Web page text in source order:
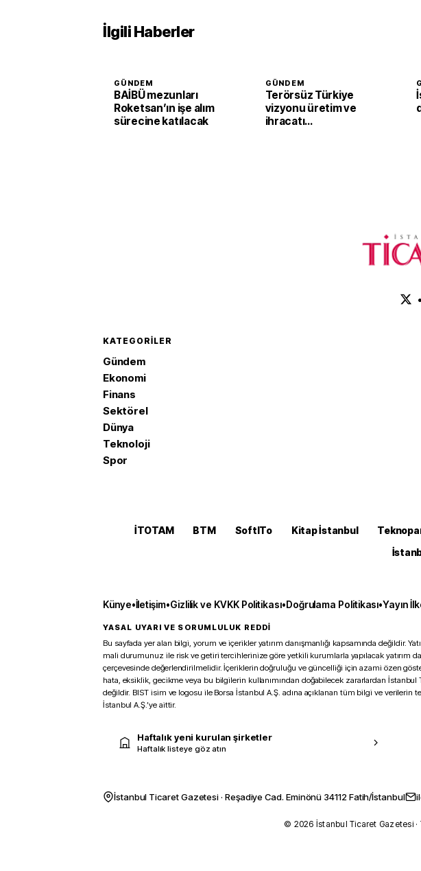
İlgili Haberler
GÜNDEM
BAİBÜ mezunları
Roketsan’ın işe alım
sürecine katılacak
GÜNDEM
Terörsüz Türkiye
vizyonu üretim ve
ihracatı
•
KATEGORILER
Gündem
Ekonomi
Finans
Sektörel
Dünya
Teknoloji
Spor
İTOTAM BTM SoftITo Kitap İstanbul
Künye•İletişim•Gizlilik ve KVKK Politikası•Doğrulama Politikası•Yayın
YASAL UYARI VE SORUMLULUK REDDİ
Bu sayfada yer alan bilgi, yorum ve içerikler yatırım danışmanlığı kapsamında değildir.
mali durumunuz ile risk ve getiri tercihlerinize göre yetkili kurumlarla yapılacak yatırım
çerçevesinde değerlendirilmelidir. İçeriklerin doğruluğu ve güncelliği için azami özen
hata, eksiklik, gecikme veya bu bilgilerin kullanımından doğabilecek zararlardan İstanbul
değildir. BIST isim ve logosu ile Borsa İstanbul A.Ş. adına açıklanan tüm bilgi ve verilerin
İstanbul A.Ş.’ye aittir.
Haftalık yeni kurulan şirketler
Haftalık listeye göz atın
İstanbul Ticaret Gazetesi · Reşadiye Cad. Eminönü 34112 Fatih/İstanbul
© 2026 İstanbul Ticaret Gazetesi ·